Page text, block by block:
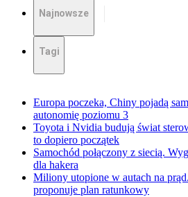
Najnowsze
Tagi
Europa poczeka, Chiny pojadą
autonomię poziomu 3
Toyota i Nvidia budują świat
to dopiero początek
Samochód połączony z siecią.
dla hakera
Miliony utopione w autach na
proponuje plan ratunkowy